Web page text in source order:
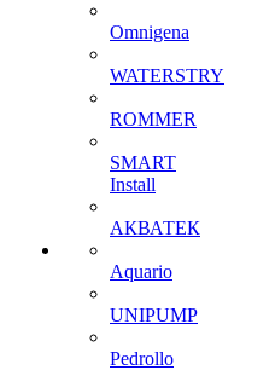
Omnigena
WATERSTRY
ROMMER
SMART
Install
АКВАТЕК
Aquario
UNIPUMP
Pedrollo